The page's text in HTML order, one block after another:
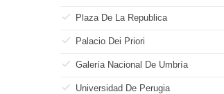
Plaza De La Republica
Palacio Dei Priori
Galería Nacional De Umbría
Universidad De Perugia